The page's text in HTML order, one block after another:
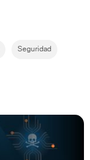
Seguridad